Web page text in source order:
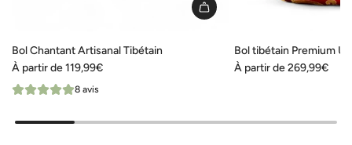
Bol Chantant Artisanal Tibétain
À partir de119,99€
8 avis
Bol tibétain Premium
À partir de269,99€